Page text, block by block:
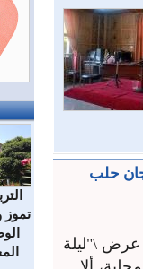
تموز
حلب
عرض \"ليلة